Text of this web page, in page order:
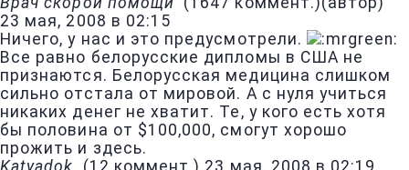
23 мая, 2008 в 02:15
Ничего, у нас и это предусмотрели.
Все равно белорусские дипломы в США не
признаются. Белорусская медицина слишком
сильно отстала от мировой. А с нуля учиться
никаких денег не хватит. Те, у кого есть хотя
бы половина от $100,000, смогут хорошо
прожить и здесь.
Katyadok (12 коммент.) 23 мая, 2008 в 02:19